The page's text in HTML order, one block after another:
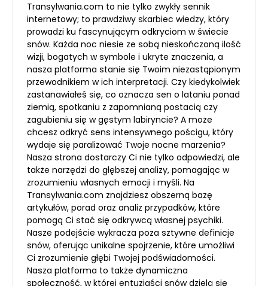
Transylwania.com to nie tylko zwykły sennik
internetowy; to prawdziwy skarbiec wiedzy, który
prowadzi ku fascynującym odkryciom w świecie
snów. Każda noc niesie ze sobą nieskończoną ilość
wizji, bogatych w symbole i ukryte znaczenia, a
nasza platforma stanie się Twoim niezastąpionym
przewodnikiem w ich interpretacji. Czy kiedykolwiek
zastanawiałeś się, co oznacza sen o lataniu ponad
ziemią, spotkaniu z zapomnianą postacią czy
zagubieniu się w gęstym labiryncie? A może
chcesz odkryć sens intensywnego pościgu, który
wydaje się paraliżować Twoje nocne marzenia?
Nasza strona dostarczy Ci nie tylko odpowiedzi, ale
także narzędzi do głębszej analizy, pomagając w
zrozumieniu własnych emocji i myśli. Na
Transylwania.com znajdziesz obszerną bazę
artykułów, porad oraz analiz przypadków, które
pomogą Ci stać się odkrywcą własnej psychiki.
Nasze podejście wykracza poza sztywne definicje
snów, oferując unikalne spojrzenie, które umożliwi
Ci zrozumienie głębi Twojej podświadomości.
Nasza platforma to także dynamiczna
społeczność, w której entuzjaści snów dzielą się